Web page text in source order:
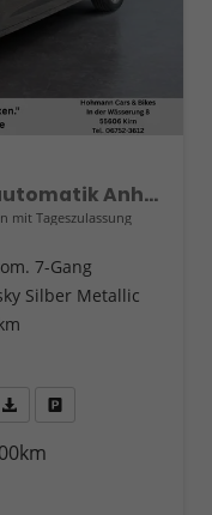
Titanium 2,0 7 Sitzer Klimaautomatik Anhängerkupplung Sitzheizung Einparkhilfe Kamera 17 Zoll Leichtmetall ACC
mit Tageszulassung
7-Gang
Silber Metallic
Sie an
Fahrzeugexposé (PDF)